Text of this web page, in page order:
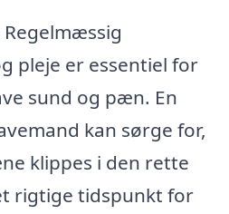
Regelmæssig
pleje er essentiel for
sund og pæn. En
kan sørge for,
klippes i den rette
rigtige tidspunkt for